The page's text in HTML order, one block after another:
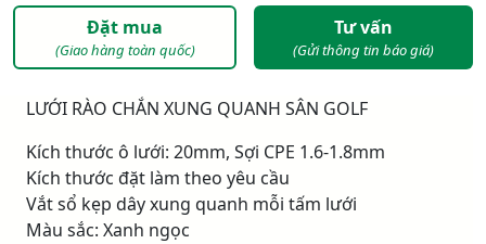
Đặt mua
(Giao hàng toàn quốc)
Tư vấn
(Gửi thông tin báo giá)
LƯỚI RÀO CHẮN XUNG QUANH SÂN GOLF
Kích thước ô lưới: 20mm, Sợi CPE 1.6-1.8mm
Kích thước đặt làm theo yêu cầu
Vắt sổ kẹp dây xung quanh mỗi tấm lưới
Màu sắc: Xanh ngọc